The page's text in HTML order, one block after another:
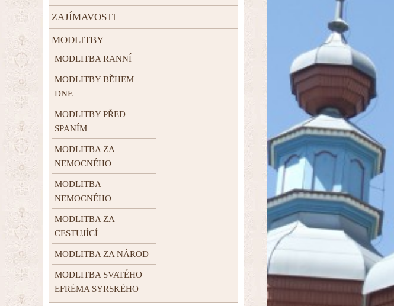
ZAJÍMAVOSTI
MODLITBY
MODLITBA RANNÍ
MODLITBY BĚHEM
DNE
MODLITBY PŘED
SPANÍM
MODLITBA ZA
NEMOCNÉHO
MODLITBA
NEMOCNÉHO
MODLITBA ZA
CESTUJÍCÍ
MODLITBA ZA NÁROD
MODLITBA SVATÉHO
EFRÉMA SYRSKÉHO